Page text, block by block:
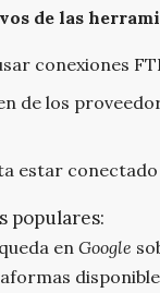
de las
conexiones
de los
estar
populares:
en Google